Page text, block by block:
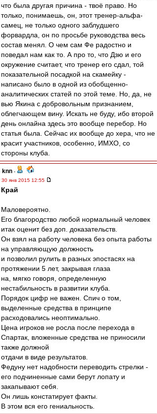
что была другая причина - твоё право. Но
только, понимаешь, он, этот тренер-альфа-
самец, не только одного заблудшего
форвардла, он по просьбе руководства весь
состав менял. О чем сам Фе радостно и
поведал нам как то. А про то, что Дзю и его
окружение считает, что тренер его сдал, той
показательной посадкой на скамейку -
написано было в одной из обобщенно-
аналитических статей по этой теме. Но, да, не
вью Якина с добровольным признанием,
облегчающем вину. Искать не буду, ибо второй
день онлайна здесь это вообще перебор. Но
статья была. Сейчас их вообще до хера, что не
красит участников, особенно, ИМХО, со
стороны клуба.
knn -
30 янв 2015 12:55
Край
Маловероятно.
Его благородство любой нормальный человек
итак оценит без доп. доказательств.
Он взял на работу человека без опыта работы
на управляющую должность
и позволил рулить в разных эпостасях на
протяжении 5 лет, закрывая глаза
на, мягко говоря, определенную
нестабильность в развитии клуба.
Порядок цифр не важен. Спич о том,
выделенные средства в принципе
расходовались неоптимально.
Цена игроков не росла после перехода в
Спартак, вложенные средства не приносили
также должной
отдачи в виде результатов.
Федуну нет надобности переводить стрелки -
его подчиненные сами берут лопату и
закапывают себя.
Он лишь констатирует факты.
В этом вся его гениальность.